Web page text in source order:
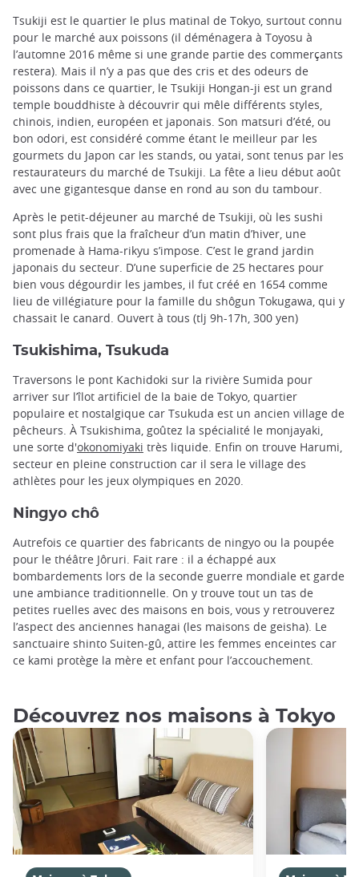
Tsukiji est le quartier le plus matinal de Tokyo, surtout connu
pour le marché aux poissons (il déménagera à Toyosu à
l’automne 2016 même si une grande partie des commerçants
restera). Mais il n’y a pas que des cris et des odeurs de
poissons dans ce quartier, le Tsukiji Hongan-ji est un grand
temple bouddhiste à découvrir qui mêle différents styles,
chinois, indien, européen et japonais. Son matsuri d’été, ou
bon odori, est considéré comme étant le meilleur par les
gourmets du Japon car les stands, ou yatai, sont tenus par les
restaurateurs du marché de Tsukiji. La fête a lieu début août
avec une gigantesque danse en rond au son du tambour.
Après le petit-déjeuner au marché de Tsukiji, où les sushi
sont plus frais que la fraîcheur d’un matin d’hiver, une
promenade à Hama-rikyu s’impose. C’est le grand jardin
japonais du secteur. D’une superficie de 25 hectares pour
bien vous dégourdir les jambes, il fut créé en 1654 comme
lieu de villégiature pour la famille du shôgun Tokugawa, qui y
chassait le canard. Ouvert à tous (tlj 9h-17h, 300 yen)
Tsukishima, Tsukuda
Traversons le pont Kachidoki sur la rivière Sumida pour
arriver sur l’îlot artificiel de la baie de Tokyo, quartier
populaire et nostalgique car Tsukuda est un ancien village de
pêcheurs. À Tsukishima, goûtez la spécialité le monjayaki,
une sorte d'okonomiyaki très liquide. Enfin on trouve Harumi,
secteur en pleine construction car il sera le village des
athlètes pour les jeux olympiques en 2020.
Ningyo chô
Autrefois ce quartier des fabricants de ningyo ou la poupée
pour le théâtre Jôruri. Fait rare : il a échappé aux
bombardements lors de la seconde guerre mondiale et garde
une ambiance traditionnelle. On y trouve tout un tas de
petites ruelles avec des maisons en bois, vous y retrouverez
l’aspect des anciennes hanagai (les maisons de geisha). Le
sanctuaire shinto Suiten-gû, attire les femmes enceintes car
ce kami protège la mère et enfant pour l’accouchement.
Découvrez nos maisons à Tokyo